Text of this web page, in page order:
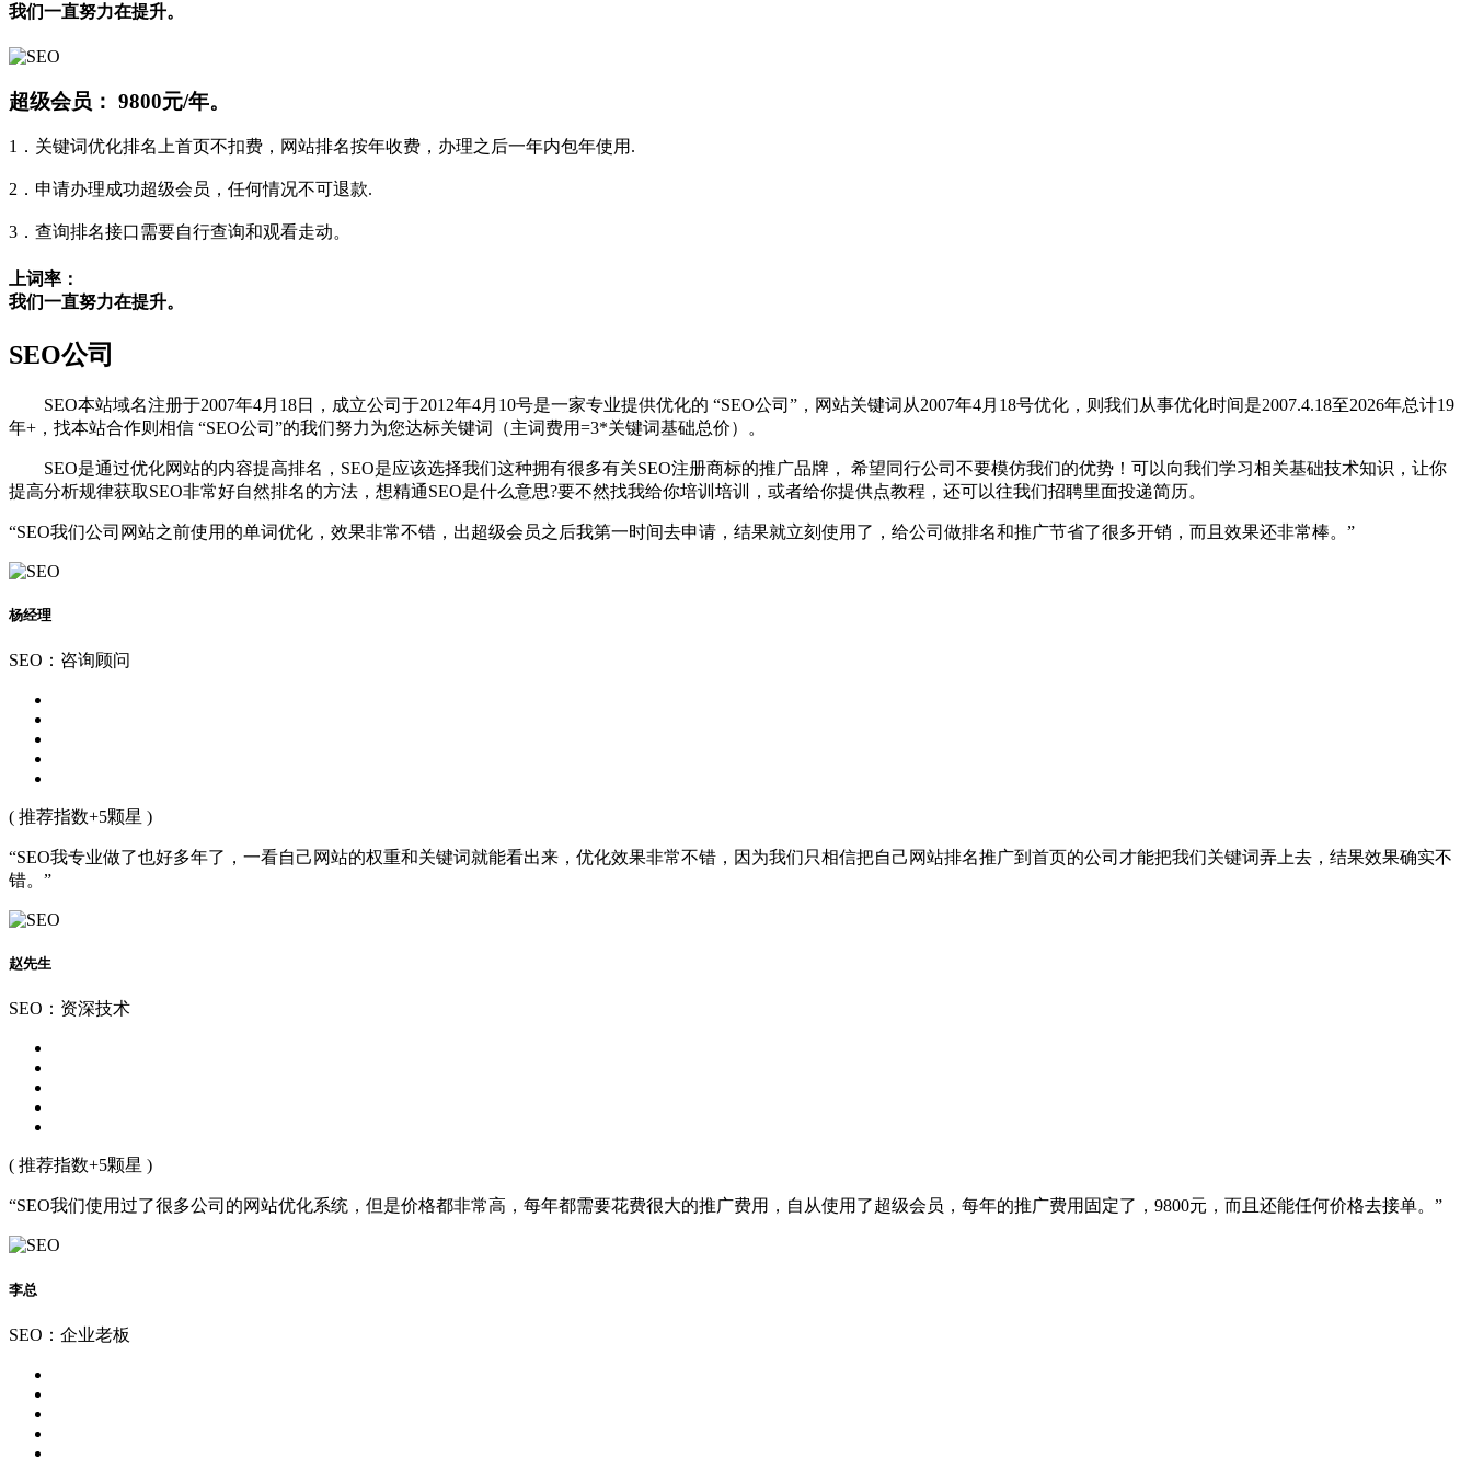
我们一直努力在提升。
超级会员： 9800元/年。
1．关键词优化排名上首页不扣费，网站排名按年收费，办理之后一年内包年使用.
2．申请办理成功超级会员，任何情况不可退款.
3．查询排名接口需要自行查询和观看走动。
上词率：
我们一直努力在提升。
SEO公司
SEO本站域名注册于2007年4月18日，成立公司于2012年4月10号是一家专业提供优化的 “SEO公司”，网站关键词从2007年4月18号优化，则我们从事优化时间是2007.4.18至2026年总计19
年+，找本站合作则相信 “SEO公司”的我们努力为您达标关键词（主词费用=3*关键词基础总价）。
SEO是通过优化网站的内容提高排名，SEO是应该选择我们这种拥有很多有关SEO注册商标的推广品牌， 希望同行公司不要模仿我们的优势！可以向我们学习相关基础技术知识，让你
提高分析规律获取SEO非常好自然排名的方法，想精通SEO是什么意思?要不然找我给你培训培训，或者给你提供点教程，还可以往我们招聘里面投递简历。
“SEO我们公司网站之前使用的单词优化，效果非常不错，出超级会员之后我第一时间去申请，结果就立刻使用了，给公司做排名和推广节省了很多开销，而且效果还非常棒。”
杨经理
SEO：咨询顾问
( 推荐指数+5颗星 )
“SEO我专业做了也好多年了，一看自己网站的权重和关键词就能看出来，优化效果非常不错，因为我们只相信把自己网站排名推广到首页的公司才能把我们关键词弄上去，结果效果确实不
错。”
赵先生
SEO：资深技术
( 推荐指数+5颗星 )
“SEO我们使用过了很多公司的网站优化系统，但是价格都非常高，每年都需要花费很大的推广费用，自从使用了超级会员，每年的推广费用固定了，9800元，而且还能任何价格去接单。”
李总
SEO：企业老板